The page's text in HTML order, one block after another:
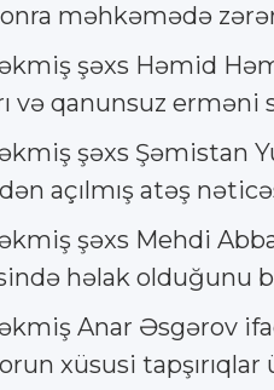
məhkəmədə
şəxs Həmid
və qanunsuz
şəxs Şəmistan
açılmış atəş
şəxs Mehdi
həlak olduğunu
Anar Əsgərov
xüsusi